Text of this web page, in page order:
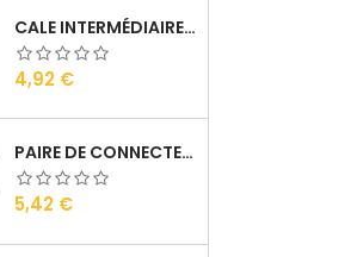
CALE INTERMÉDIAIRE DE PANNEAUX ALU
Prix
4,92 €
PAIRE DE CONNECTEURS MC4
Prix
5,42 €